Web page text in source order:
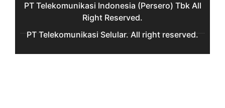
PT Telekomunikasi Indonesia (Persero) Tbk All
Right Reserved.
PT Telekomunikasi Selular. All right reserved.